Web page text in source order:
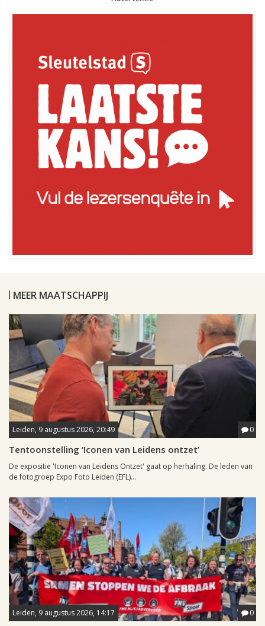
MEER MAATSCHAPPIJ
Leiden, 9 augustus 2026, 20:49 0
Tentoonstelling ‘Iconen van Leidens ontzet’
De expositie 'Iconen van Leidens Ontzet' gaat op herhaling. De leden van
de fotogroep Expo Foto Leiden (EFL)...
Leiden, 9 augustus 2026, 14:17 0